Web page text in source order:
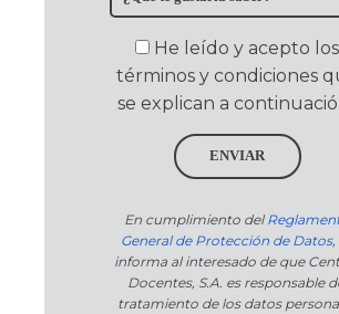
He leído y acepto los
términos y condiciones
se explican a
ENVIAR
En cumplimiento del
General de Protección de Datos,
informa al interesado de que
Docentes, S.A. es responsable
tratamiento de los datos